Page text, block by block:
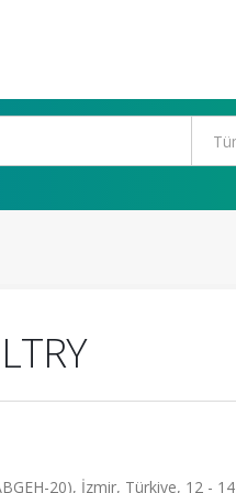
20), İzmir, Türkiye, 12 - 14